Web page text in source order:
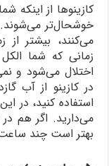
کازینوها از اینکه
خوشحال‌تر می‌شوند.
می‌کنند، بیشتر از
زمانی که شما
اختلال می‌شود و
در کازینو از آب
استفاده کنید، در
می‌دارید. اگر هم در
بهتر است چند